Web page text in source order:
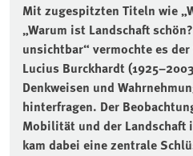
Mit zugespitzten Titeln wie
„Warum ist Landschaft
unsichtbar“ vermochte es
Lucius Burckhardt
Denkweisen und
hinterfragen. Der
Mobilität und der Landschaft
kam dabei eine zentrale